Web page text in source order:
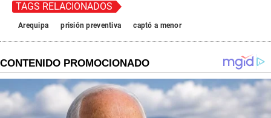
TAGS RELACIONADOS
Arequipa prisión preventiva captó a menor